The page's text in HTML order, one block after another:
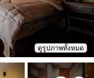
ดูรูปภาพทั้งหมด